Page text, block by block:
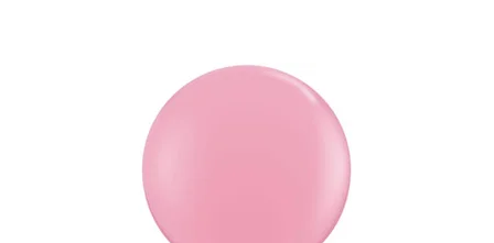
latexovy balon jumbo ruzova matna 1ks v baleni veľkosť do 91cm
dodavame nenafukany